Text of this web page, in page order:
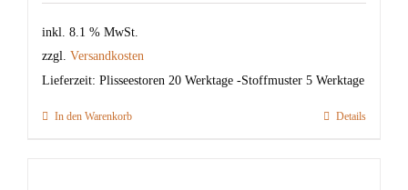
inkl. 8.1 % MwSt.
zzgl. Versandkosten
Lieferzeit: Plisseestoren 20 Werktage -Stoffmuster 5 Werktage
In den Warenkorb Details